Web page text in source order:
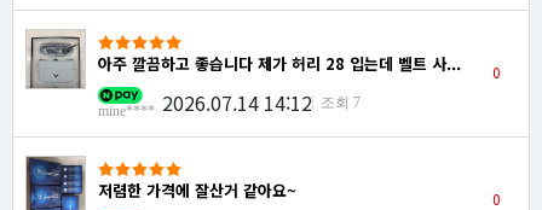
아주 깔끔하고 좋습니다 제가 허리 28 입는데 벨트 사...
mine**** 2026.07.14 14:12 조회 7
0
저렴한 가격에 잘산거 같아요~ 0